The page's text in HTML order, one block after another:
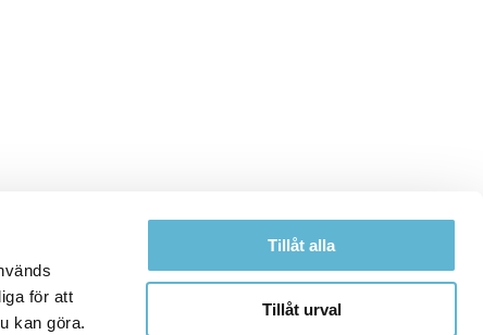
för att
kan göra.
Tillåt alla
Tillåt urval